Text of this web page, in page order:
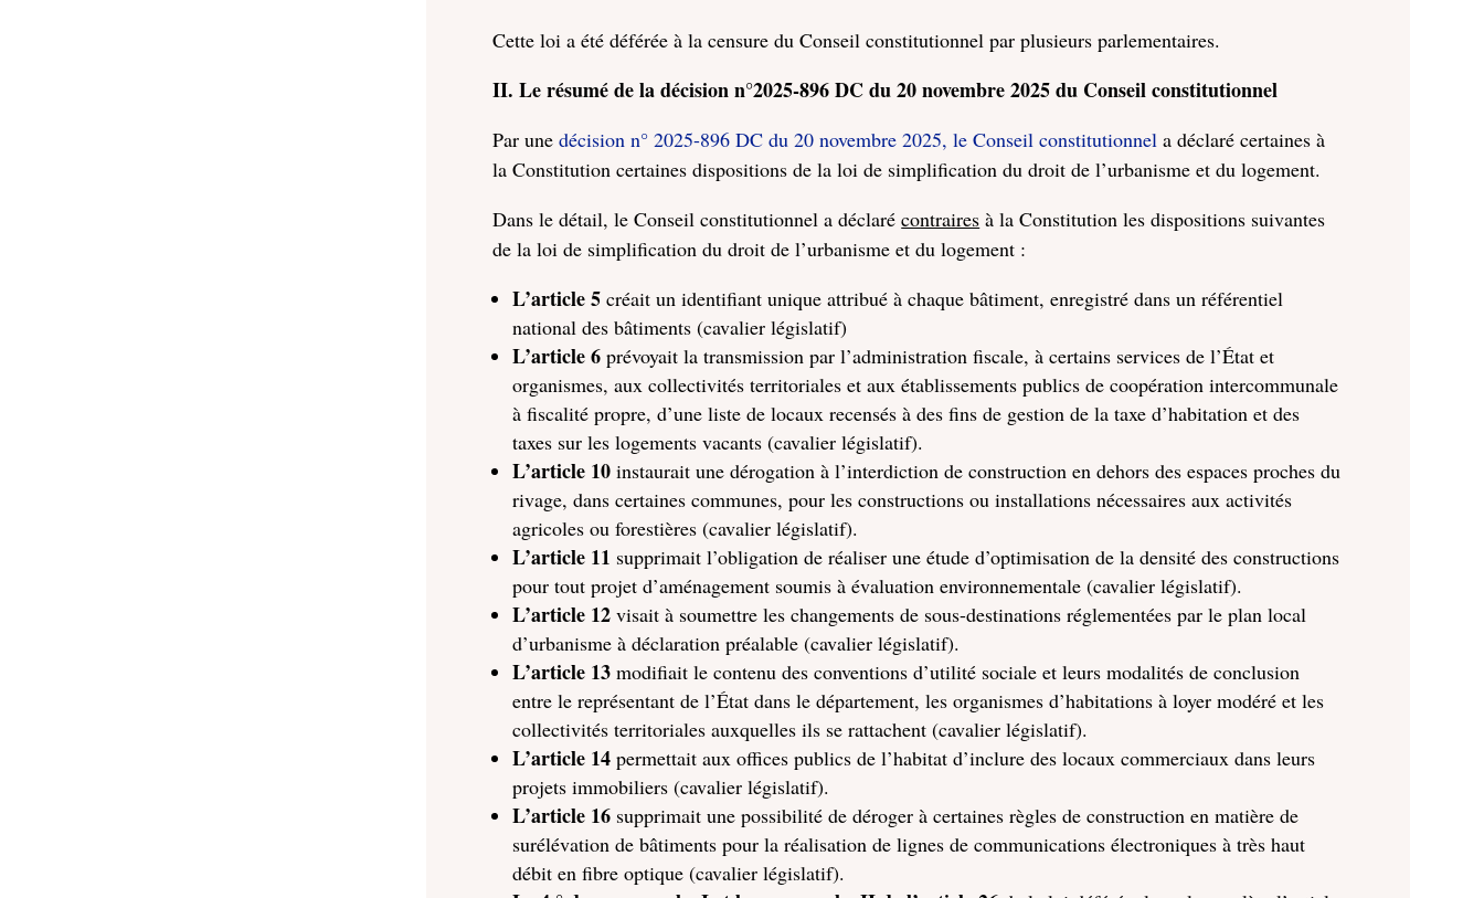
Cette loi a été déférée à la censure du Conseil constitutionnel par plusieurs parlementaires.
II. Le résumé de la décision n°2025-896 DC du 20 novembre 2025 du Conseil constitutionnel
Par unedécision n° 2025-896 DC du 20 novembre 2025, le Conseil constitutionnel a déclaré certaines à
la Constitution certaines dispositions de la loi de simplification du droit de l’urbanisme et du logement.
Dans le détail, le Conseil constitutionnel a déclarécontraires à la Constitution les dispositions suivantes
de la loi de simplification du droit de l’urbanisme et du logement :
L’article 5 créait un identifiant unique attribué à chaque bâtiment, enregistré dans un référentiel
national des bâtiments (cavalier législatif)
L’article 6 prévoyait la transmission par l’administration fiscale, à certains services de l’État et
organismes, aux collectivités territoriales et aux établissements publics de coopération intercommunale
à fiscalité propre, d’une liste de locaux recensés à des fins de gestion de la taxe d’habitation et des
taxes sur les logements vacants (cavalier législatif).
L’article 10 instaurait une dérogation à l’interdiction de construction en dehors des espaces proches du
rivage, dans certaines communes, pour les constructions ou installations nécessaires aux activités
agricoles ou forestières (cavalier législatif).
L’article 11 supprimait l’obligation de réaliser une étude d’optimisation de la densité des constructions
pour tout projet d’aménagement soumis à évaluation environnementale (cavalier législatif).
L’article 12 visait à soumettre les changements de sous-destinations réglementées par le plan local
d’urbanisme à déclaration préalable (cavalier législatif).
L’article 13 modifiait le contenu des conventions d’utilité sociale et leurs modalités de conclusion
entre le représentant de l’État dans le département, les organismes d’habitations à loyer modéré et les
collectivités territoriales auxquelles ils se rattachent (cavalier législatif).
L’article 14 permettait aux offices publics de l’habitat d’inclure des locaux commerciaux dans leurs
projets immobiliers (cavalier législatif).
L’article 16 supprimait une possibilité de déroger à certaines règles de construction en matière de
surélévation de bâtiments pour la réalisation de lignes de communications électroniques à très haut
débit en fibre optique (cavalier législatif).